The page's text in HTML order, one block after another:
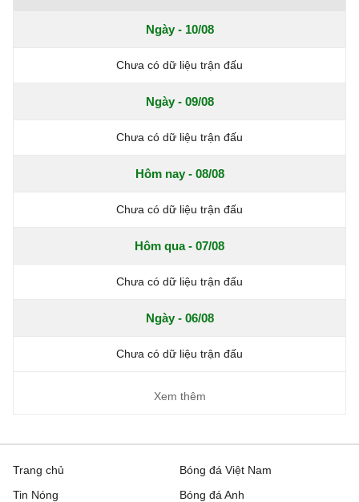
Ngày - 10/08
Chưa có dữ liệu trận đấu
Ngày - 09/08
Chưa có dữ liệu trận đấu
Hôm nay - 08/08
Chưa có dữ liệu trận đấu
Hôm qua - 07/08
Chưa có dữ liệu trận đấu
Ngày - 06/08
Chưa có dữ liệu trận đấu
Xem thêm
Trang chủ
Tin Nóng
Bóng đá Việt Nam
Bóng đá Anh